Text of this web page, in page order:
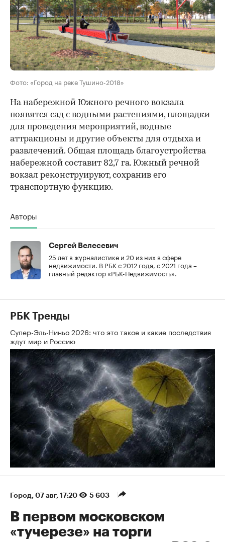
Фото: «Город на реке Тушино-2018»
На набережной Южного речного вокзала
появятся сад с водными растениями, площадки
для проведения мероприятий, водные
аттракционы и другие объекты для отдыха и
развлечений. Общая площадь благоустройства
набережной составит 82,7 га. Южный речной
вокзал реконструируют, сохранив его
транспортную функцию.
Авторы
Сергей Велесевич
25 лет в журналистике и 20 из них в сфере
недвижимости. В РБК с 2012 года, с 2021 года –
главный редактор «РБК-Недвижимость».
РБК Тренды
Супер-Эль-Ниньо 2026: что это такое и какие последствия
ждут мир и Россию
Город⁠, 07 авг, 17:20 5 603
В первом московском
«тучерезе» на торги